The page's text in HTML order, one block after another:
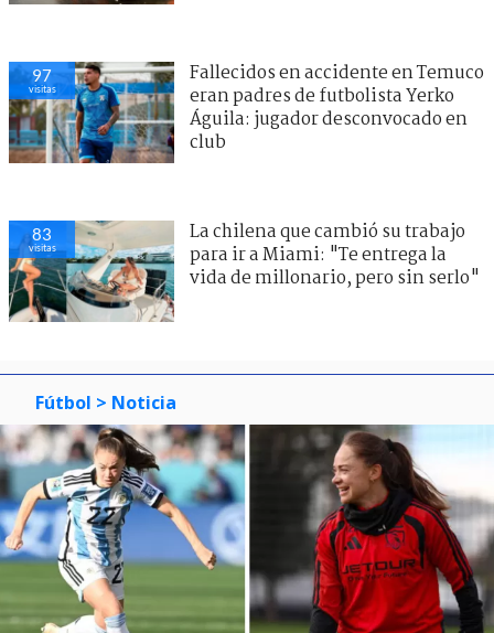
97
visitas
Fallecidos en accidente en Temuco
eran padres de futbolista Yerko
Águila: jugador desconvocado en
club
83
visitas
La chilena que cambió su trabajo
para ir a Miami: "Te entrega la
vida de millonario, pero sin serlo"
Fútbol > Noticia